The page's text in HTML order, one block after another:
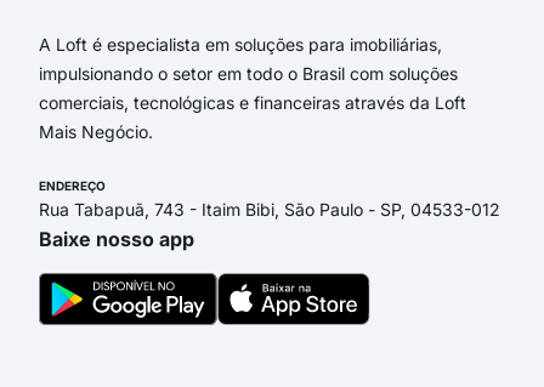
A Loft é especialista em soluções para imobiliárias,
impulsionando o setor em todo o Brasil com soluções
comerciais, tecnológicas e financeiras através da Loft
Mais Negócio.
ENDEREÇO
Rua Tabapuã, 743 - Itaim Bibi, São Paulo - SP, 04533-012
Baixe nosso app